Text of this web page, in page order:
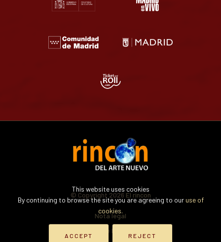
© Copyright 2026 El rincon
Nota legal
Política de Privacidad
This website uses cookies
By continuing to browse the site you are agreeing to our use of
cookies.
ACCEPT REJECT